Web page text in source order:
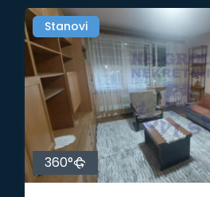
Stanovi
360°